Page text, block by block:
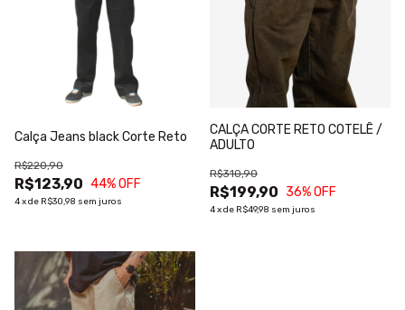
Calça Jeans black Corte Reto
R$123,90
R$220,90
44% OFF
4xde R$30,98 sem juros
CALÇA CORTE RETO COTELÊ /
ADULTO
R$199,90
R$310,90
36% OFF
4xde R$49,98 sem juros
1/10